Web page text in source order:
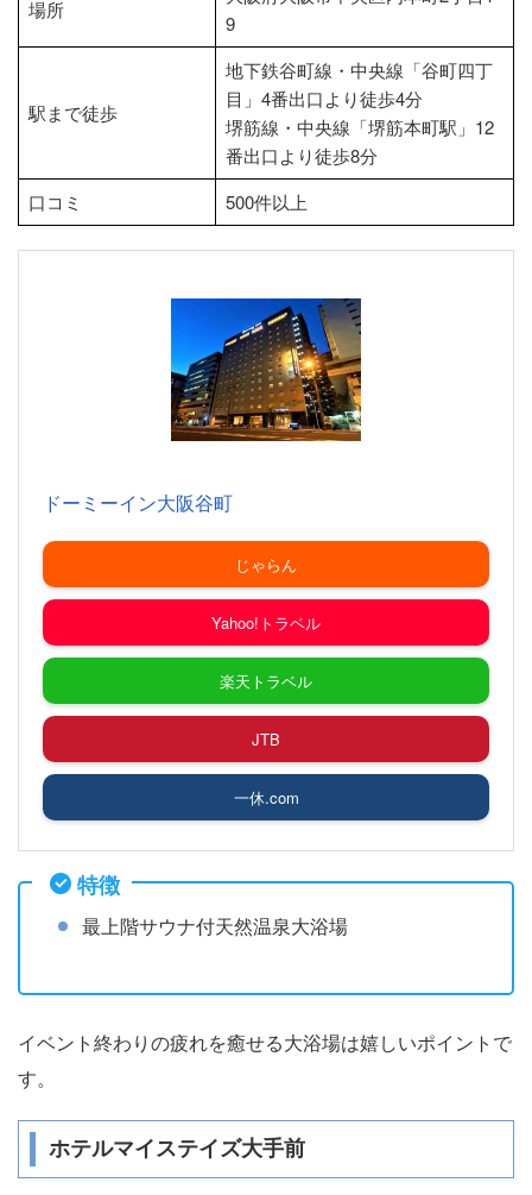
場所
9
駅まで徒歩
地下鉄谷町線・中央線「谷町四丁
目」4番出口より徒歩4分
堺筋線・中央線「堺筋本町駅」12
番出口より徒歩8分
口コミ
500件以上
ドーミーイン大阪谷町
じゃらん
Yahoo!トラベル
楽天トラベル
JTB
一休.com
特徴
最上階サウナ付天然温泉大浴場
イベント終わりの疲れを癒せる大浴場は嬉しいポイントで
す。
ホテルマイステイズ大手前